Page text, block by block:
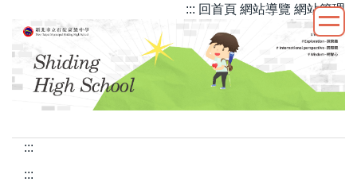
主
內
::: 回首頁 網站導覽 網站管理
:::
:::